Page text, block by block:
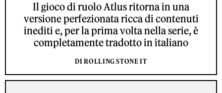
Il gioco di ruolo Atlus ritorna in una
versione perfezionata ricca di contenuti
inediti e, per la prima volta nella serie, è
completamente tradotto in italiano
DI ROLLING STONE IT